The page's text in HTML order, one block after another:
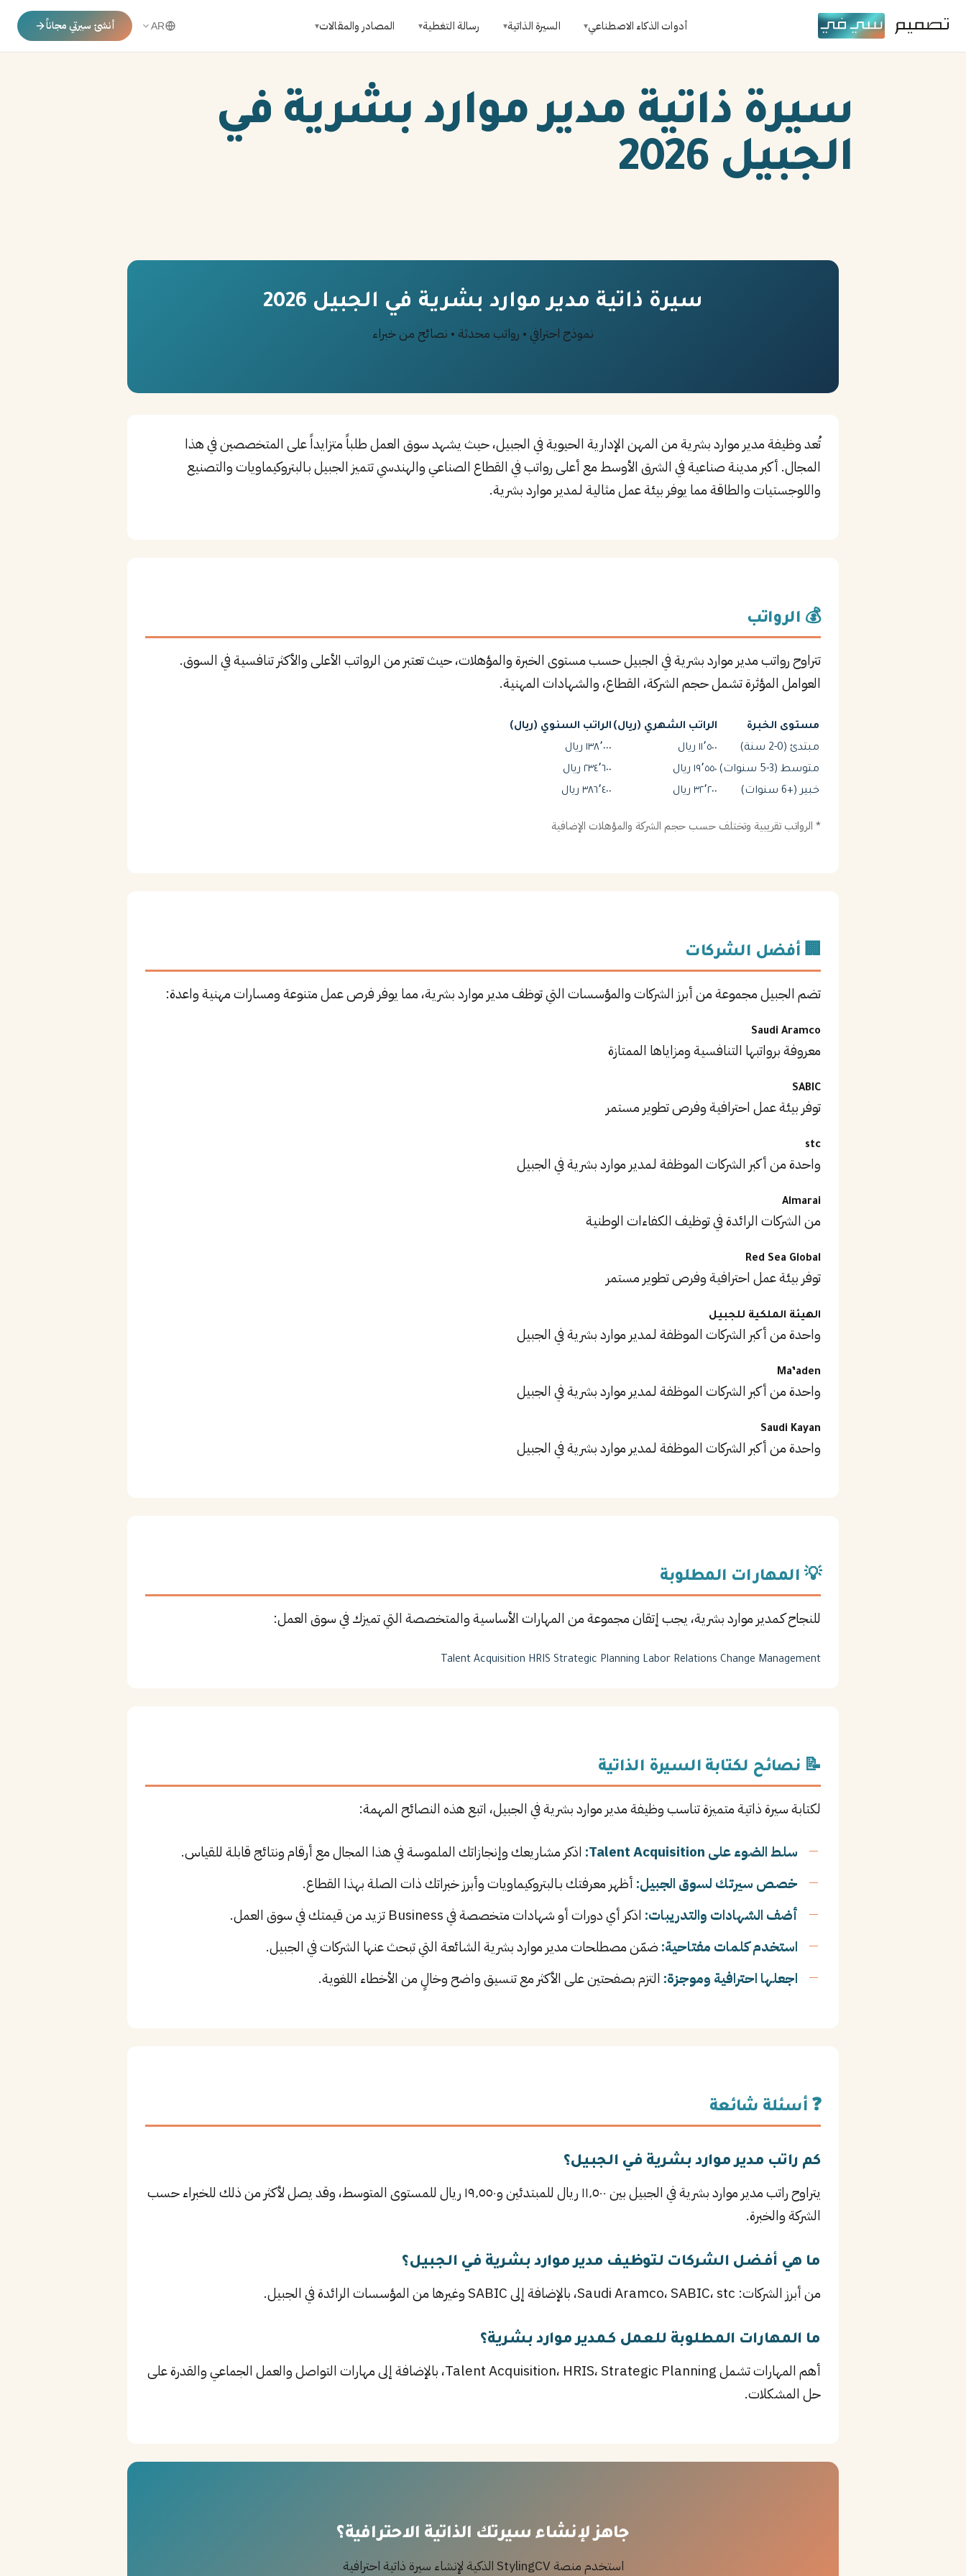
أدوات الذكاء الاصطناعي▾ السيرة الذاتية▾ رسالة التغطية▾ المصادر والمقالات▾
AR أنشئ سيرتي مجاناً
سيرة ذاتية مدير موارد بشرية في
الجبيل 2026
سيرة ذاتية مدير موارد بشرية في الجبيل 2026
نموذج احترافي • رواتب محدثة • نصائح من خبراء
تُعد وظيفة مدير موارد بشرية من المهن الإدارية الحيوية في الجبيل، حيث يشهد سوق العمل طلباً متزايداً على المتخصصين في هذا
المجال. أكبر مدينة صناعية في الشرق الأوسط مع أعلى رواتب في القطاع الصناعي والهندسي تتميز الجبيل بـالبتروكيماويات والتصنيع
واللوجستيات والطاقة مما يوفر بيئة عمل مثالية لـمدير موارد بشرية.
💰 الرواتب
تتراوح رواتب مدير موارد بشرية في الجبيل حسب مستوى الخبرة والمؤهلات، حيث تعتبر من الرواتب الأعلى والأكثر تنافسية في السوق.
العوامل المؤثرة تشمل حجم الشركة، القطاع، والشهادات المهنية.
مستوى الخبرة الراتب الشهري (ريال) الراتب السنوي (ريال)
مبتدئ (0-2 سنة)
١١٬٥٠٠ ريال
١٣٨٬٠٠٠ ريال
متوسط (3-5 سنوات)
١٩٬٥٥٠ ريال
٢٣٤٬٦٠٠ ريال
خبير (+6 سنوات)
٣٢٬٢٠٠ ريال ٣٨٦٬٤٠٠ ريال
* الرواتب تقريبية وتختلف حسب حجم الشركة والمؤهلات الإضافية
🏢 أفضل الشركات
تضم الجبيل مجموعة من أبرز الشركات والمؤسسات التي توظف مدير موارد بشرية، مما يوفر فرص عمل متنوعة ومسارات مهنية واعدة:
Saudi Aramco
معروفة برواتبها التنافسية ومزاياها الممتازة
SABIC
توفر بيئة عمل احترافية وفرص تطوير مستمر
stc
واحدة من أكبر الشركات الموظفة لـمدير موارد بشرية في الجبيل
Almarai
من الشركات الرائدة في توظيف الكفاءات الوطنية
Red Sea Global
توفر بيئة عمل احترافية وفرص تطوير مستمر
الهيئة الملكية للجبيل
واحدة من أكبر الشركات الموظفة لـمدير موارد بشرية في الجبيل
Ma’aden
واحدة من أكبر الشركات الموظفة لـمدير موارد بشرية في الجبيل
Saudi Kayan
واحدة من أكبر الشركات الموظفة لـمدير موارد بشرية في الجبيل
💡 المهارات المطلوبة
للنجاح كـمدير موارد بشرية، يجب إتقان مجموعة من المهارات الأساسية والمتخصصة التي تميزك في سوق العمل:
Talent Acquisition HRIS Strategic Planning Labor Relations Change Management
📝 نصائح لكتابة السيرة الذاتية
لكتابة سيرة ذاتية متميزة تناسب وظيفة مدير موارد بشرية في الجبيل، اتبع هذه النصائح المهمة:
سلط الضوء على Talent Acquisition:
اذكر مشاريعك وإنجازاتك الملموسة في هذا المجال مع أرقام ونتائج قابلة للقياس.
خصص سيرتك لسوق الجبيل: أظهر معرفتك بـالبتروكيماويات وأبرز خبراتك ذات الصلة بهذا القطاع.
أضف الشهادات والتدريبات: اذكر أي دورات أو شهادات متخصصة في Business تزيد من قيمتك في سوق العمل.
استخدم كلمات مفتاحية: ضمّن مصطلحات مدير موارد بشرية الشائعة التي تبحث عنها الشركات في الجبيل.
اجعلها احترافية وموجزة: التزم بصفحتين على الأكثر مع تنسيق واضح وخالٍ من الأخطاء اللغوية.
❓ أسئلة شائعة
كم راتب مدير موارد بشرية في الجبيل؟
يتراوح راتب مدير موارد بشرية في الجبيل بين ١١٬٥٠٠ ريال للمبتدئين و١٩٬٥٥٠ ريال للمستوى المتوسط، وقد يصل لأكثر من ذلك للخبراء حسب
الشركة والخبرة.
ما هي أفضل الشركات لتوظيف مدير موارد بشرية في الجبيل؟
من أبرز الشركات: Saudi Aramco، SABIC، stc، بالإضافة إلى SABIC وغيرها من المؤسسات الرائدة في الجبيل.
ما المهارات المطلوبة للعمل كـمدير موارد بشرية؟
أهم المهارات تشمل Talent Acquisition، HRIS، Strategic Planning، بالإضافة إلى مهارات التواصل والعمل الجماعي والقدرة على
حل المشكلات.
جاهز لإنشاء سيرتك الذاتية الاحترافية؟
استخدم منصة StylingCV الذكية لإنشاء سيرة ذاتية احترافية